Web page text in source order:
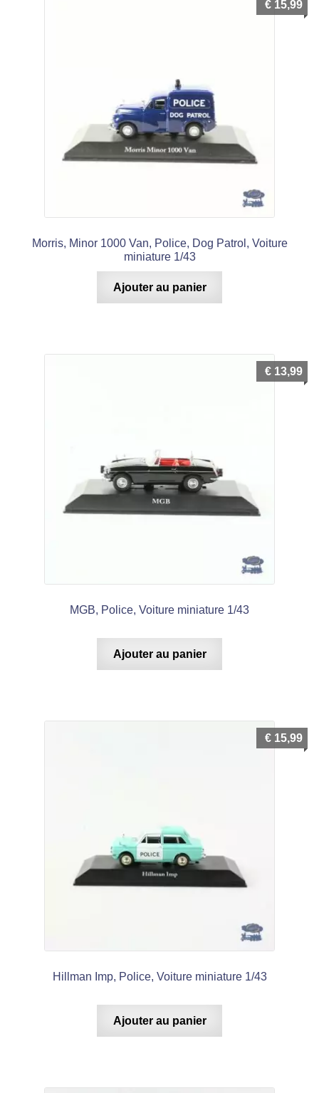
Morris, Minor 1000 Van, Police, Dog Patrol, Voiture
miniature 1/43
€ 15,99
Ajouter au panier
MGB, Police, Voiture miniature 1/43
€ 13,99
Ajouter au panier
Hillman Imp, Police, Voiture miniature 1/43
€ 15,99
Ajouter au panier